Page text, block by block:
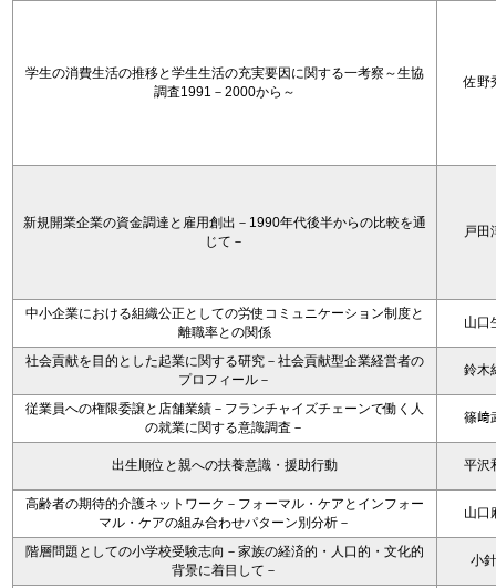
学生の消費生活の推移と学生生活の充実要因に関する一考察～生協
調査1991－2000から～
佐野
新規開業企業の資金調達と雇用創出－1990年代後半からの比較を通
じて－
戸田
中小企業における組織公正としての労使コミュニケーション制度と
離職率との関係
山口
社会貢献を目的とした起業に関する研究－社会貢献型企業経営者の
プロフィール－
鈴木
従業員への権限委譲と店舗業績－フランチャイズチェーンで働く人
の就業に関する意識調査－
篠﨑
出生順位と親への扶養意識・援助行動 平沢
高齢者の期待的介護ネットワーク－フォーマル・ケアとインフォー
マル・ケアの組み合わせパターン別分析－
山口
階層問題としての小学校受験志向－家族の経済的・人口的・文化的
背景に着目して－
小